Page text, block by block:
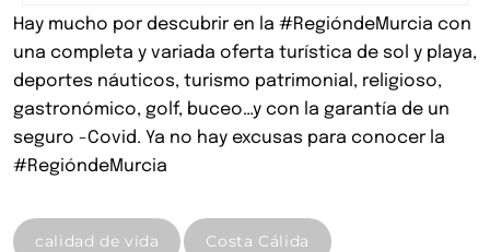
Hay mucho por descubrir en la #RegióndeMurcia con
una completa y variada oferta turística de sol y playa,
deportes náuticos, turismo patrimonial, religioso,
gastronómico, golf, buceo…y con la garantía de un
seguro -Covid. Ya no hay excusas para conocer la
#RegióndeMurcia
calidad de vida Costa Cálida